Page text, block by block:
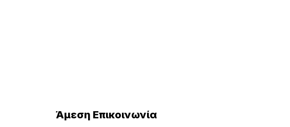
Άμεση Επικοινωνία